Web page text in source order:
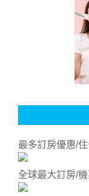
最多訂房優惠/
全球最大訂房/